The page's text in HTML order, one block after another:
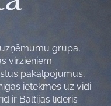
grupa,
virzieniem
pakalpojumus,
ietekmes uz vidi
ir Baltijas līderis